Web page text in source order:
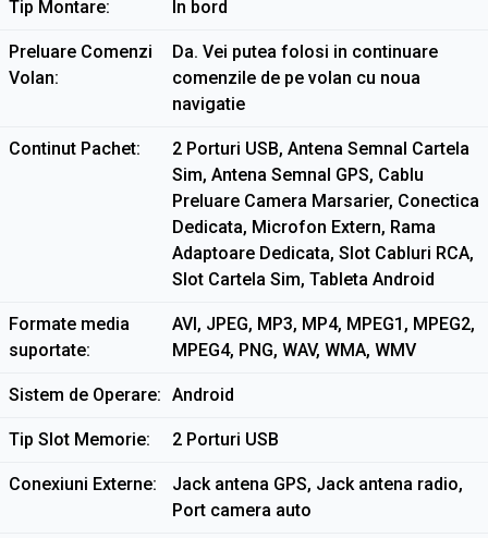
Tip Montare In bord
Preluare Comenzi
Volan
Da. Vei putea folosi in continuare
comenzile de pe volan cu noua
navigatie
Continut Pachet
2 Porturi USB, Antena Semnal Cartela
Sim, Antena Semnal GPS, Cablu
Preluare Camera Marsarier, Conectica
Dedicata, Microfon Extern, Rama
Adaptoare Dedicata, Slot Cabluri RCA,
Slot Cartela Sim, Tableta Android
Formate media
suportate
AVI, JPEG, MP3, MP4, MPEG1, MPEG2,
MPEG4, PNG, WAV, WMA, WMV
Sistem de Operare Android
Tip Slot Memorie 2 Porturi USB
Conexiuni Externe
Jack antena GPS, Jack antena radio,
Port camera auto